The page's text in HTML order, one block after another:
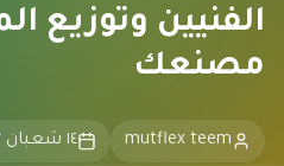
الفنيين وتوزيع
مصنعك
mutflex teem ١٤ شعبان ١٤٤٧ هـ